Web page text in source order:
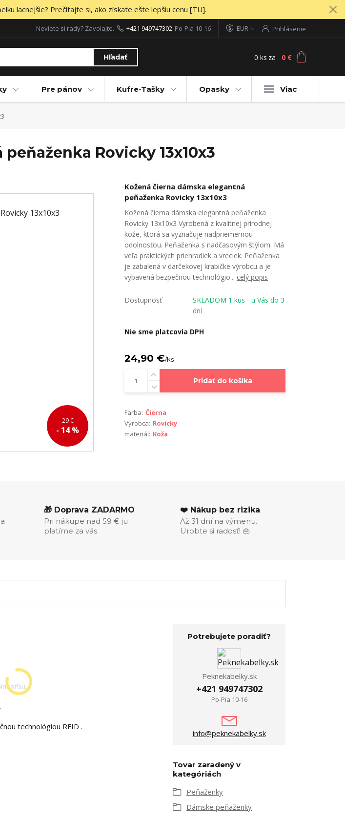
lacnejšie? Prečítajte si, ako získate ešte lepšiu cenu [TU].
EUR Prihlásenie
Hľadať
Neviete si rady? Zavolajte. +421 949747302 Po-Pia 10-16
0 ks za 0 €
Pre pánov Kufre-Tašky Opasky Viac
Rovicky 13x10x3
29 €
- 14 %
Kožená čierna dámska elegantná
peňaženka Rovicky 13x10x3
Kožená čierna dámska elegantná peňaženka
Rovicky 13x10x3 Vyrobená z kvalitnej prírodnej
kože, ktorá sa vyznačuje nadpriemernou
odolnosťou. Peňaženka s nadčasovým štýlom. Má
veľa praktických priehradiek a vreciek. Peňaženka
je zabalená v darčekovej krabičke výrobcu a je
vybavená bezpečnou technológio... celý popis
Dostupnosť
SKLADOM 1 kus - u Vás do 3
dní
Nie sme platcovia DPH
24,90 €/ks
Pridať do košíka
Farba: Čierna
Výrobca: Rovicky
materiál: Koža
🎁 Doprava ZADARMO
Pri nákupe nad 59 € ju
platíme za vás.
❤️ Nákup bez rizika
Až 31 dní na výmenu.
Urobte si radosť! 👜
technológiou RFID .
Potrebujete poradiť?
Peknekabelky.sk
+421 949747302
Po-Pia 10-16
info@peknekabelky.sk
Tovar zaradený v
kategóriách
Peňaženky
Dámske peňaženky